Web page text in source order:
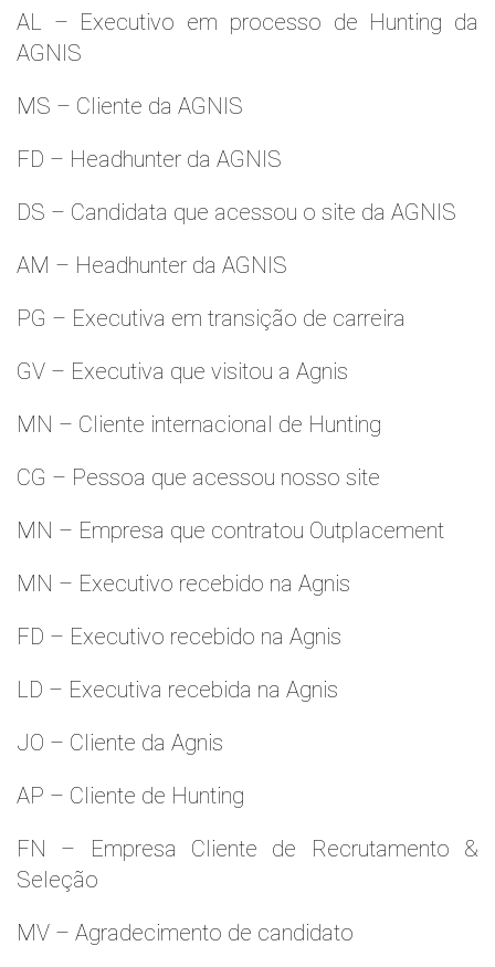
AL – Executivo em processo de Hunting da
AGNIS
MS – Cliente da AGNIS
FD – Headhunter da AGNIS
DS – Candidata que acessou o site da AGNIS
AM – Headhunter da AGNIS
PG – Executiva em transição de carreira
GV – Executiva que visitou a Agnis
MN – Cliente internacional de Hunting
CG – Pessoa que acessou nosso site
MN – Empresa que contratou Outplacement
MN – Executivo recebido na Agnis
FD – Executivo recebido na Agnis
LD – Executiva recebida na Agnis
JO – Cliente da Agnis
AP – Cliente de Hunting
FN – Empresa Cliente de Recrutamento &
Seleção
MV – Agradecimento de candidato